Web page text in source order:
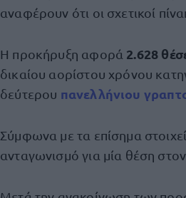
αναφέρουν ότι οι σχετικοί
Η προκήρυξη αφορά 2.628
δικαίου αορίστου χρόνου
δεύτερου πανελλήνιου
Σύμφωνα με τα επίσημα
ανταγωνισμό για μία θέση